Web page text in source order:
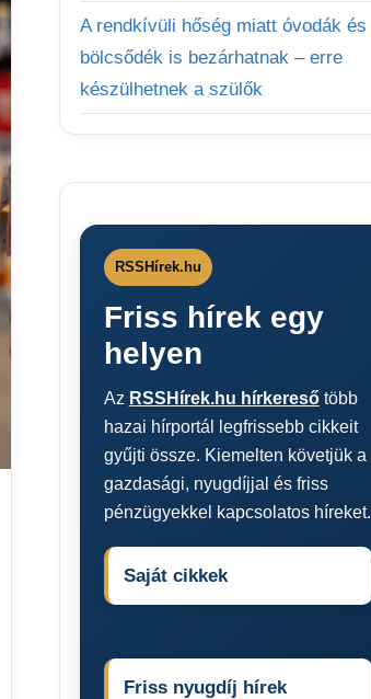
A rendkívüli hőség miatt óvodák és
bölcsődék is bezárhatnak – erre
készülhetnek a szülők
RSSHírek.hu
Friss hírek egy
helyen
Az RSSHírek.hu hírkeresőtöbb
hazai hírportál legfrissebb cikkeit
gyűjti össze. Kiemelten követjük a
gazdasági, nyugdíjjal és friss
pénzügyekkel kapcsolatos híreket.
Saját cikkek
Friss nyugdíj hírek